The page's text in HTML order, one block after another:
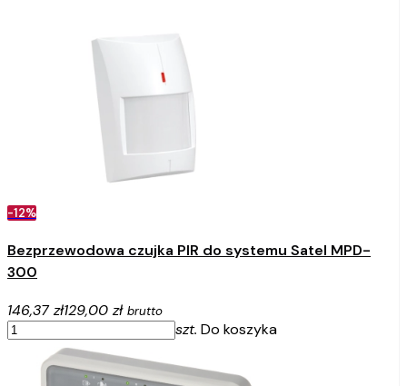
-12%
Bezprzewodowa czujka PIR do systemu Satel MPD-
300
146,37 zł129,00 zł brutto
szt. Do koszyka